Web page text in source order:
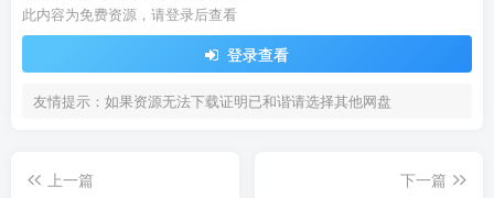
此内容为免费资源，请登录后查看
登录查看
友情提示：如果资源无法下载证明已和谐请选择其他网盘
上一篇
下一篇